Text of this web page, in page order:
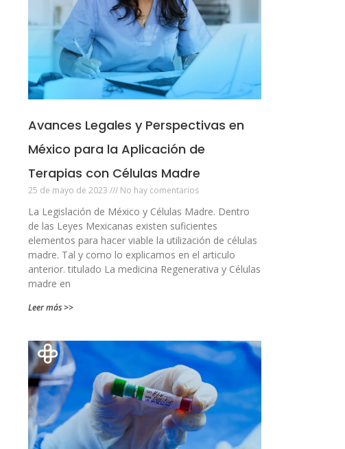
Avances Legales y Perspectivas en
México para la Aplicación de
Terapias con Células Madre
25 de mayo de 2023 No hay comentarios
La Legislación de México y Células Madre. Dentro
de las Leyes Mexicanas existen suficientes
elementos para hacer viable la utilización de células
madre. Tal y como lo explicamos en el articulo
anterior. titulado La medicina Regenerativa y Células
madre en
Leer más >>